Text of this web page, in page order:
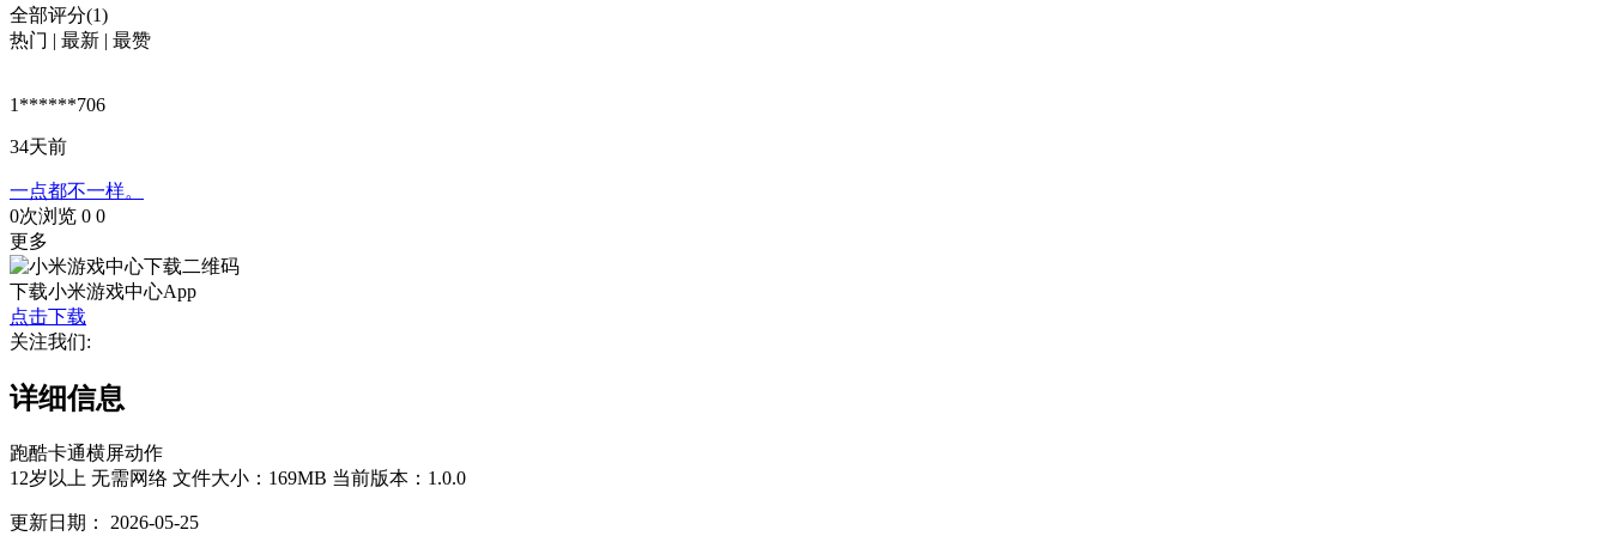
全部评分(1)
热门 | 最新 | 最赞
1******706
34天前
一点都不一样。
0次浏览 0 0
更多
下载小米游戏中心App
点击下载
关注我们:
详细信息
跑酷卡通横屏动作
12岁以上 无需网络 文件大小：169MB 当前版本：1.0.0
更新日期： 2026-05-25